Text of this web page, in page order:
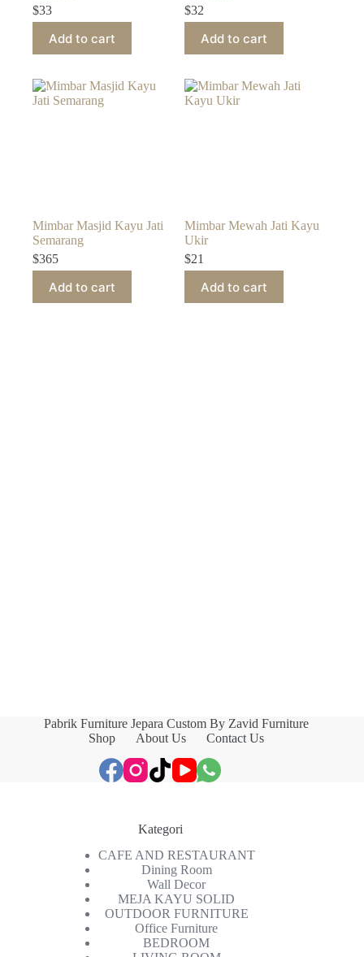
$33
Add to cart
$32
Add to cart
Mimbar Masjid Kayu Jati
Semarang
$365
Add to cart
Mimbar Mewah Jati Kayu
Ukir
$21
Add to cart
Pabrik Furniture Jepara Custom By Zavid Furniture
Shop
About Us Contact Us
Kategori
CAFE AND RESTAURANT
Dining Room
Wall Decor
MEJA KAYU SOLID
OUTDOOR FURNITURE
Office Furniture
BEDROOM